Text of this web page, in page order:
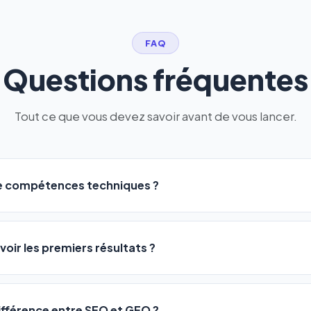
FAQ
Questions fréquentes
Tout ce que vous devez savoir avant de vous lancer.
compétences techniques ?
a été conçu pour être accessible àtous les profils:
ou agences. Pas de code, pas de configuration complexe —
votre activité, et le logiciel gère tout en automatique
les premiers résultats ?
observent une amélioration de leur positionnement en4